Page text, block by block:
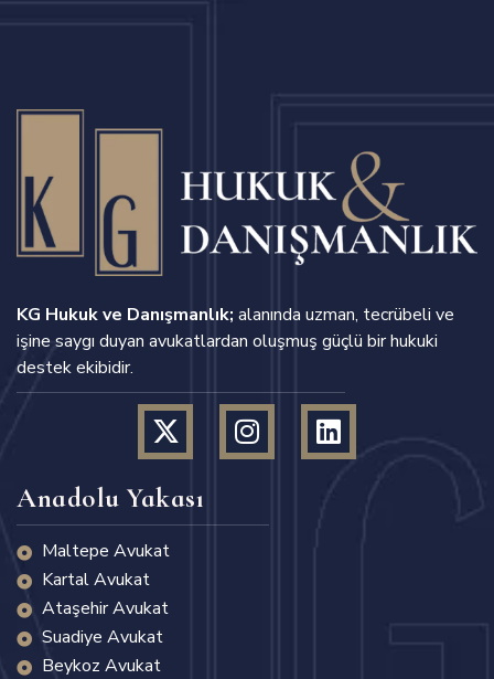
KG Hukuk ve Danışmanlık; alanında uzman, tecrübeli ve
işine saygı duyan avukatlardan oluşmuş güçlü bir hukuki
destek ekibidir.
Anadolu Yakası
Maltepe Avukat
Kartal Avukat
Ataşehir Avukat
Suadiye Avukat
Beykoz Avukat